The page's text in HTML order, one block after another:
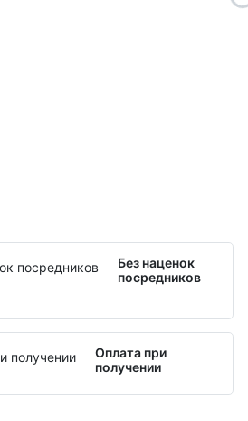
Без наценок
посредников
Оплата при
получении